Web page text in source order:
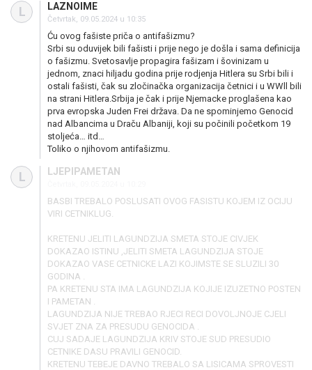
L LAZNOIME
Četvrtak, 09.05.2024 u 10:35
Ću ovog fašiste priča o antifašizmu?
Srbi su oduvijek bili fašisti i prije nego je došla i sama definicija
o fašizmu. Svetosavlje propagira fašizam i šovinizam u
jednom, znaci hiljadu godina prije rodjenja Hitlera su Srbi bili i
ostali fašisti, čak su zločinačka organizacija četnici i u WWll bili
na strani Hitlera.Srbija je čak i prije Njemacke proglašena kao
prva evropska Juden Frei država. Da ne spominjemo Genocid
nad Albancima u Draču Albaniji, koji su počinili početkom 19
stoljeća… itd…
Toliko o njihovom antifašizmu.
L LJEPIPAMETAN
BASBI TREBALO POSLUSATI OVOG FASISTU KOJEM IZ OCIJU
VIRI CETNIKLUG.
KRETENU JELITI LAGUNDZIJA SMETA STOJE CIVJEK
DOKAZAO ISTINU ,JELITI SMETA LAGUNDZIJA STOJE
DOKAZAO VASE CETNICKE LAZI KOJIMSTE SE SLUZILI 30
GODINA .
PA KRETENU STA IMA LAGUNDZIJA KOJIJE IZUZETNO POSTEN
I PAMETAN .
LAGUNDZIJA NIJE TREBAO RJECI RECI DOVOLJNOJE CJELI
SVJET ZNA ZA PRESUDU GENOCIDA .
CUJ SADAJE LAGUNDZIJA KRIV STOJE SUD PRESUDIO
CETNIKE DASU PRAVILI GENOCID.
KRETENU TEBEJE DAVNO TREBALO SA LISICAMA SPROVESTI